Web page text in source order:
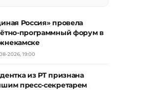
Россия» провела
программный форум в
2026, 19:00
из РТ признана
пресс-секретарем